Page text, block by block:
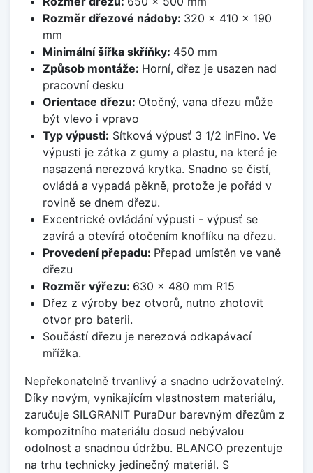
Rozměr dřezové nádoby: 320 x 410 x 190
mm
Minimální šířka skříňky: 450 mm
Způsob montáže: Horní, dřez je usazen nad
pracovní desku
Orientace dřezu: Otočný, vana dřezu může
být vlevo i vpravo
Typ výpusti: Sítková výpusť 3 1/2 inFino. Ve
výpusti je zátka z gumy a plastu, na které je
nasazená nerezová krytka. Snadno se čistí,
ovládá a vypadá pěkně, protože je pořád v
rovině se dnem dřezu.
Excentrické ovládání výpusti - výpusť se
zavírá a otevírá otočením knoflíku na dřezu.
Provedení přepadu: Přepad umístěn ve vaně
dřezu
Rozměr výřezu: 630 x 480 mm R15
Dřez z výroby bez otvorů, nutno zhotovit
otvor pro baterii.
Součástí dřezu je nerezová odkapávací
mřížka.
Nepřekonatelně trvanlivý a snadno udržovatelný.
Díky novým, vynikajícím vlastnostem materiálu,
zaručuje SILGRANIT PuraDur barevným dřezům z
kompozitního materiálu dosud nebývalou
odolnost a snadnou údržbu. BLANCO prezentuje
na trhu technicky jedinečný materiál. S